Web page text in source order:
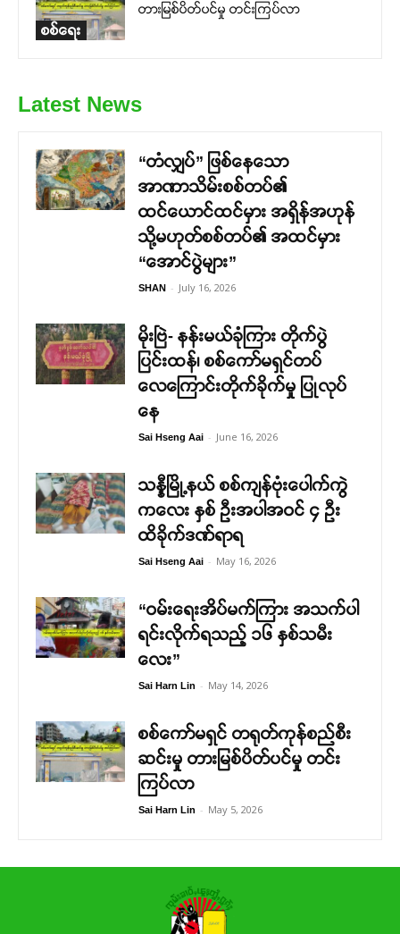
စစ်ရေး
တားမြစ်ပိတ်ပင်မှု တင်းကြပ်လာ
Latest News
“တံလျှပ်” ဖြစ်နေသော
အာဏာသိမ်းစစ်တပ်၏
ထင်ယောင်ထင်မှား အရှိန်အဟုန်
သို့မဟုတ်စစ်တပ်၏ အထင်မှား
“အောင်ပွဲများ”
SHAN - July 16, 2026
မိုးဗြဲ- နန်းမယ်ခုံကြား တိုက်ပွဲ
ပြင်းထန်၊ စစ်ကော်မရှင်တပ်
လေကြောင်းတိုက်ခိုက်မှု ပြုလုပ်
နေ
Sai Hseng Aai - June 16, 2026
သန္နီမြို့နယ် စစ်ကျန်ဗုံးပေါက်ကွဲ
ကလေး နှစ် ဦးအပါအဝင် ၄ ဦး
ထိခိုက်ဒဏ်ရာရ
Sai Hseng Aai - May 16, 2026
“ဝမ်းရေးအိပ်မက်ကြား အသက်ပါ
ရင်းလိုက်ရသည့် ၁၆ နှစ်သမီး
လေး”
Sai Harn Lin - May 14, 2026
စစ်ကော်မရှင် တရုတ်ကုန်စည်စီး
ဆင်းမှု တားမြစ်ပိတ်ပင်မှု တင်း
ကြပ်လာ
Sai Harn Lin - May 5, 2026